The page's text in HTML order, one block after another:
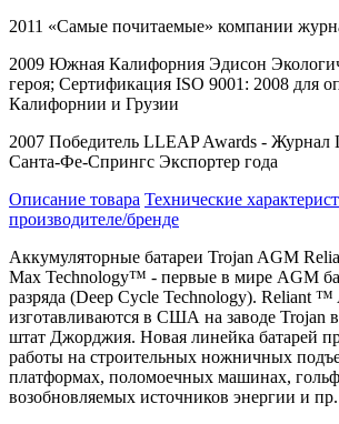
2011 «Самые почитаемые» компании
2009 Южная Калифорния Эдисон
героя; Сертификация ISO 9001: 2008 для
Калифорнии и Грузии
2007 Победитель LLEAP Awards - Журнал
Санта-Фе-Спрингс Экспортер года
Описание товара Технические
производителе/бренде
Аккумуляторные батареи Trojan AGM
Max Technology™ - первые в мире AGM
разряда (Deep Cycle Technology). Reliant
изготавливаются в США на заводе Trojan
штат Джорджия. Новая линейка батарей
работы на строительных ножничных
платформах, поломоечных машинах,
возобновляемых источников энергии и пр.